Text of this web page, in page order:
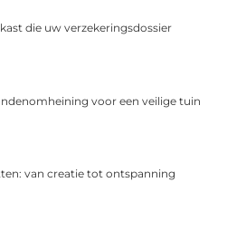
die uw verzekeringsdossier
voor een veilige tuin
van creatie tot ontspanning